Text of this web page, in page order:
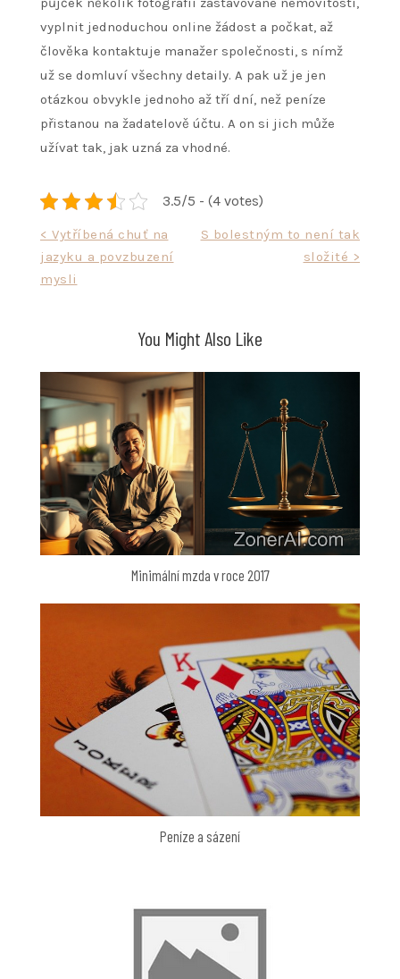
vyplnit jednoduchou online žádost a počkat, až
člověka kontaktuje manažer společnosti, s nímž
už se domluví všechny detaily. A pak už je jen
otázkou obvykle jednoho až tří dní, než peníze
přistanou na žadatelově účtu. A on si jich může
užívat tak, jak uzná za vhodné.
3.5/5 - (4 votes)
Navigace
příspěvek
< Vytříbená chuť na
jazyku a povzbuzení
mysli
S bolestným to není tak
složité >
You Might Also Like
Minimální mzda v roce 2017
Peníze a sázení